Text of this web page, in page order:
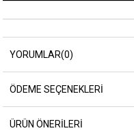
YORUMLAR(0)
ÖDEME SEÇENEKLERI
ÜRÜN ÖNERILERI